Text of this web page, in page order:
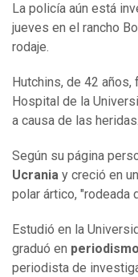
La policía aún está
jueves en el rancho
rodaje.
Hutchins, de 42
Hospital de la
a causa de las heridas.
Según su página
Ucrania y creció en
polar ártico, "rodeada
Estudió en la
graduó en
periodista de